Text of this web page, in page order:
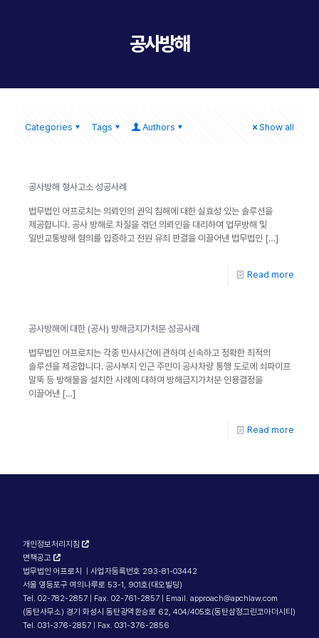
공사방해
Categories Tags Authors Show all
공사방해 형사고소 성공사례
법무법인 어프로치는 의뢰인의 권익 침해에 대한 실효성 있는 솔루션을
제공합니다. 공사 방해로 차질을 겪던 의뢰인을 대리하여 업무방해 및
일반교통방해 혐의를 입증하고 전원 유죄 판결을 이끌어낸 법무법인 […]
Read more
공사방해에 대한 (공사) 방해금지가처분 성공사례
법무법인 어프로치는 각종 민사사건에 관하여 신속하고 정확한 최적의
솔루션을 제공합니다. 공사부지 인근 주민이 공사차량 통행 도로에 쇠파이프
말뚝 등 방해물을 설치한 사례에 대하여 방해금지가처분 인용결정을
이끌어낸 […]
Read more
개인정보처리지침
면책공고
법무법인 어프로치 | 사업자등록번호 293-81-03442
서울 영등포구 여의나루로 53-1, 901호(대오빌딩)
Tel. 02-782-2857 | Fax. 02-761-2857 | Email. approach@apchlaw.com
(동탄사무소) 경기 화성시 동탄광역환승로 62, 404/405호(동탄삼정그린코아더시티)
Tel. 031-376-2857 | Fax. 031-376-2856